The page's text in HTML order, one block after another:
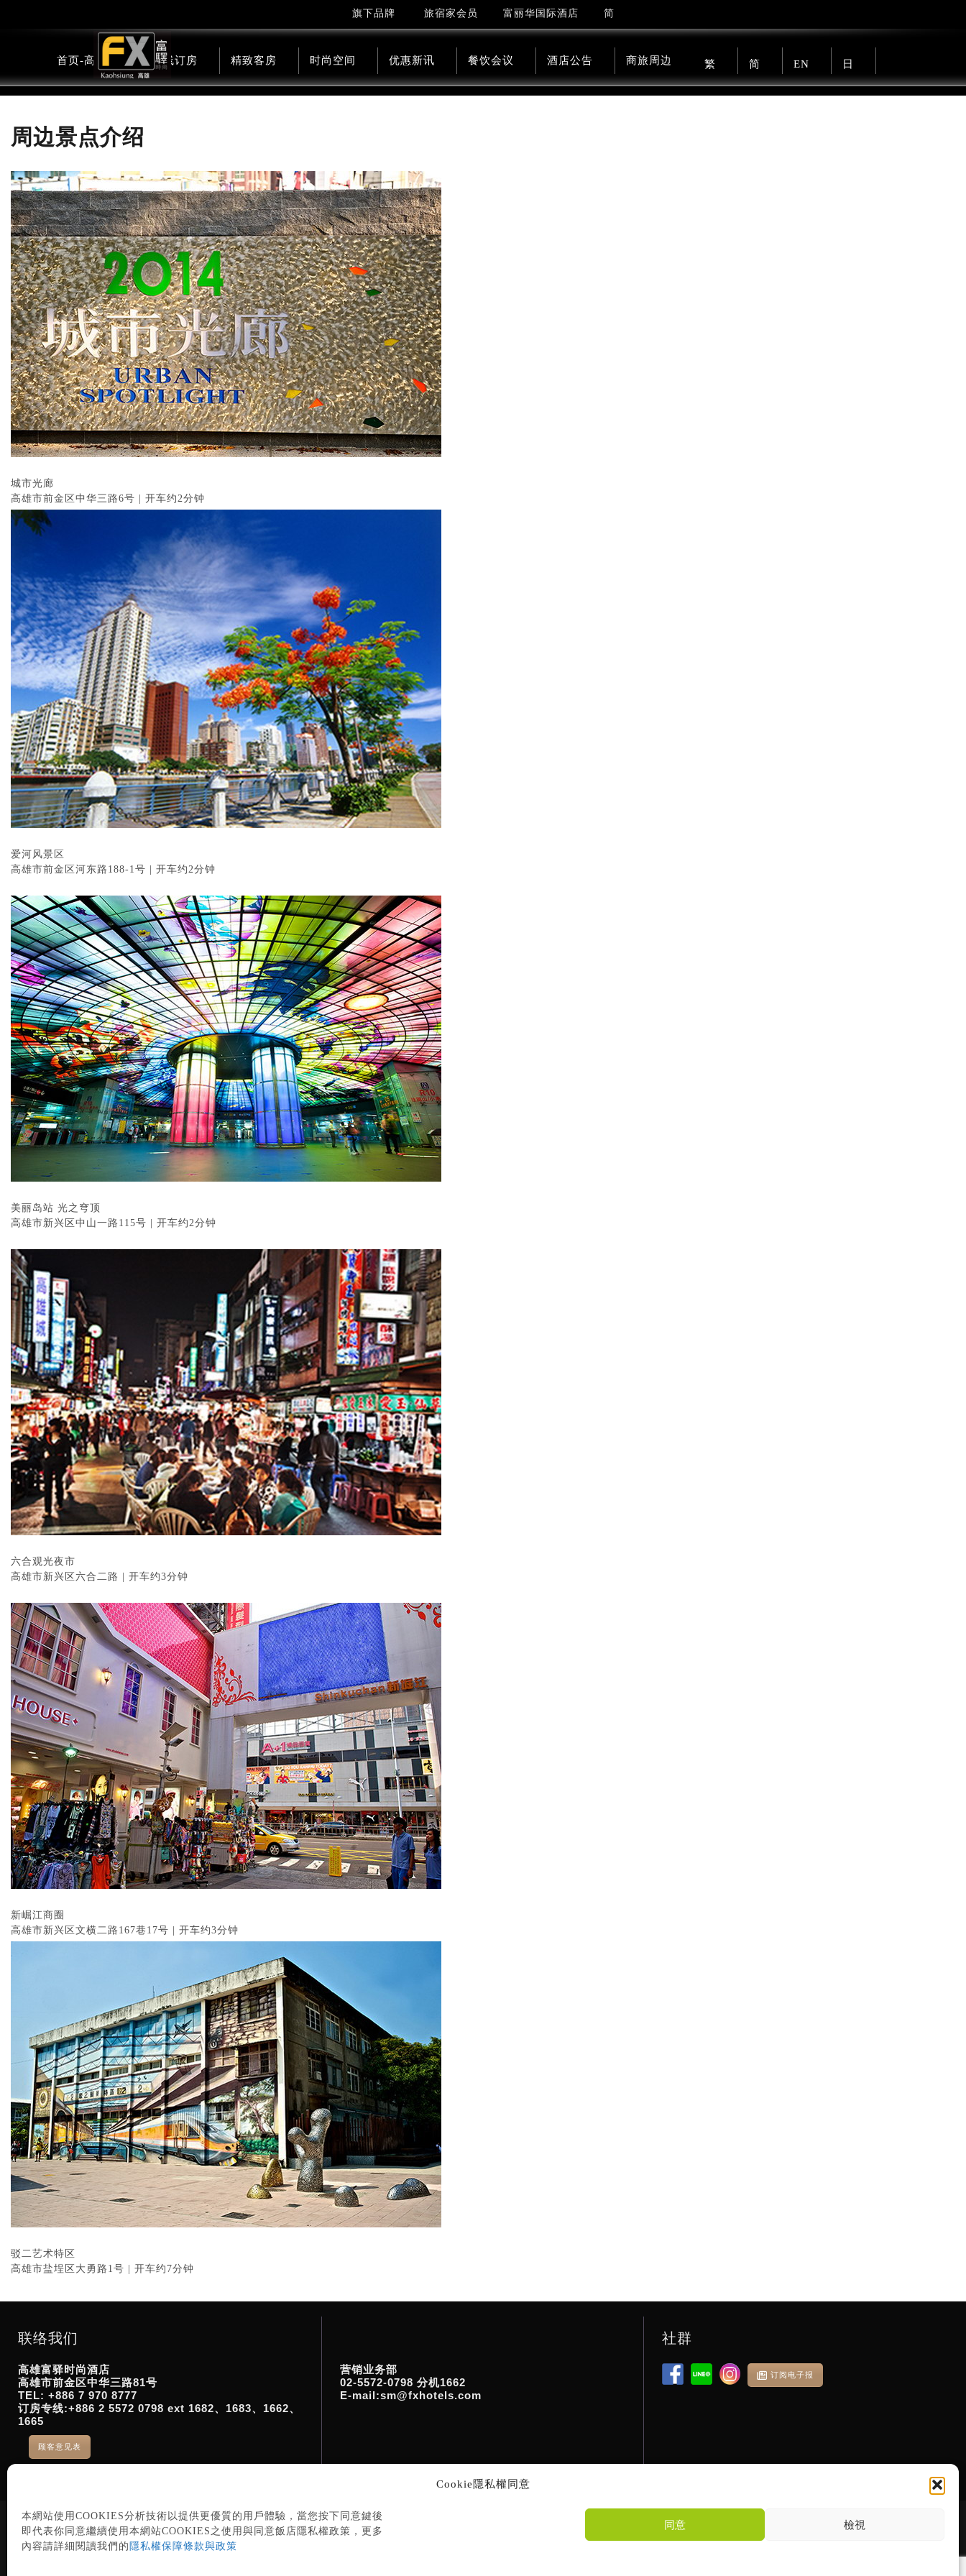
Cookie隱私權同意
本網站使用COOKIES分析技術以提供更優質的用戶體驗，當您按下同意鍵後
即代表你同意繼續使用本網站COOKIES之使用與同意飯店隱私權政策，更多
內容請詳細閱讀我們的 隱私權保障條款與政策
同意 檢視
旗下品牌 旅宿家会员 富丽华国际酒店 简
首页-高雄馆 在线订房 精致客房 时尚空间 优惠新讯 餐饮会议 酒店公告 商旅周边 繁 简 EN 日
周边景点介绍
城市光廊
高雄市前金区中华三路6号 | 开车约2分钟
爱河风景区
高雄市前金区河东路188-1号 | 开车约2分钟
美丽岛站 光之穹顶
高雄市新兴区中山一路115号 | 开车约2分钟
六合观光夜市
高雄市新兴区六合二路 | 开车约3分钟
新崛江商圈
高雄市新兴区文横二路167巷17号 | 开车约3分钟
驳二艺术特区
高雄市盐埕区大勇路1号 | 开车约7分钟
联络我们
高雄富驿时尚酒店
高雄市前金区中华三路81号
TEL: +886 7 970 8777
订房专线:+886 2 5572 0798 ext 1682、1683、1662、
1665
顾客意见表
营销业务部
02-5572-0798 分机1662
E-mail:sm@fxhotels.com
社群
订阅电子报